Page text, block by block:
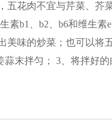
花肉不宜与芹菜、
b1、b2、b6和维生
味的炒菜；也可以
末拌匀； 3、将拌好